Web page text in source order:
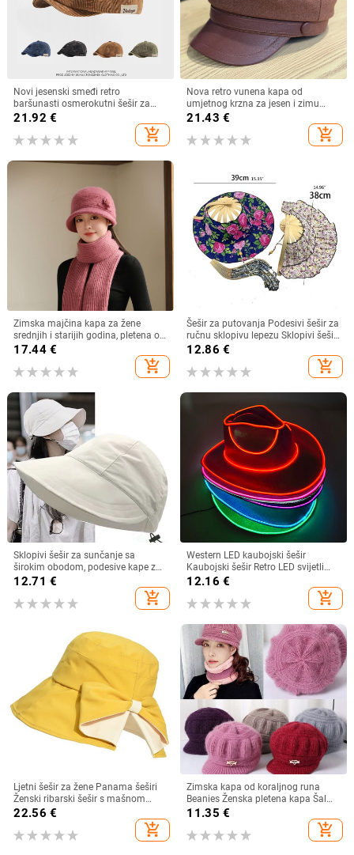
Novi jesenski smeđi retro
baršunasti osmerokutni šešir za
muškarce i žene, nošen unatrag s
beretkom, univerzalni šešir u jednoj
boji za jesen i zimu
21.92 €
add_shopping_cart
Nova retro vunena kapa od
umjetnog krzna za jesen i zimu
2025. za žene, britanski
osmerokutni ravni cilindar za
književna putovanja
21.43 €
add_shopping_cart
Zimska majčina kapa za žene
srednjih i starijih godina, pletena od
zečjeg krzna, otporna na hladnoću,
topla, vunena kapa plus baršunasta
kapa za umivaonik
17.44€
add_shopping_cart
Šešir za putovanja Podesivi šešir za
ručnu sklopivu lepezu Sklopivi šešir
od bambusa i lepeza Ljetna plaža
12.86 €
add_shopping_cart
Sklopivi šešir za sunčanje sa
širokim obodom, podesive kape za
muškarce, žene, šeširi za plažu,
ljetni brzosušeći viziri, ribarska kapa
12.71 €
add_shopping_cart
Western LED kaubojski šešir
Kaubojski šešir Retro LED svijetli
obod Jazz cilindar Svjetleći
mladenkin šešir Cosplay kostim
Kaubojsko odijelo za žene
12.16 €
add_shopping_cart
Ljetni šešir za žene Panama šeširi
Ženski ribarski šešir s mašnom
Trend ženski šeširi s kantom
Suncobran Prozračne kape za
sunce za žene
22.56 €
add_shopping_cart
Zimska kapa od koraljnog runa
Beanies Ženska pletena kapa Šal
Održava toplinu Vunena pletena
kapa Kapa sa šiltom Dvoslojne
zaštitne kape
11.35 €
add_shopping_cart